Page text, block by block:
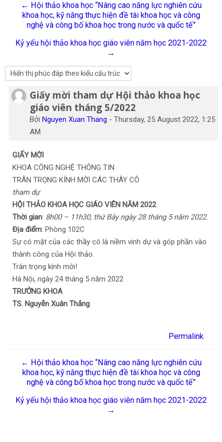
Tiếng Việt
Tìm
khoá
← Hội thảo khoa học “Nâng cao năng lực nghiên cứu
khoa học, kỹ năng thực hiện đề tài khoa học và công
nghệ và công bố khoa học trong nước và quốc tế”
Kỷ yếu hội thảo khoa học giáo viên năm học 2021-2022
→
Giấy mời tham dự Hội thảo khoa học
giáo viên tháng 5/2022
Bởi Nguyen Xuan Thang - Thursday, 25 August 2022, 1:25
AM
Số lượng các câu trả lời: 0
GIẤY MỜI
KHOA CÔNG NGHỆ THÔNG TIN
TRÂN TRỌNG KÍNH MỜI CÁC THÀY CÔ
tham dự
HỘI THẢO KHOA HỌC GIÁO VIÊN NĂM 2022
Thời gian: 8h00 – 11h30, thứ Bảy ngày 28 tháng 5 năm 2022.
Địa điểm: Phòng 102C
Sự có mặt của các thầy cô là niềm vinh dự và góp phần vào
thành công của Hội thảo.
Trân trọng kính mời!
Hà Nội, ngày 24 tháng 5 năm 2022
TRƯỞNG KHOA
TS. Nguyễn Xuân Thắng
Permalink
← Hội thảo khoa học “Nâng cao năng lực nghiên cứu
khoa học, kỹ năng thực hiện đề tài khoa học và công
nghệ và công bố khoa học trong nước và quốc tế”
Kỷ yếu hội thảo khoa học giáo viên năm học 2021-2022
→